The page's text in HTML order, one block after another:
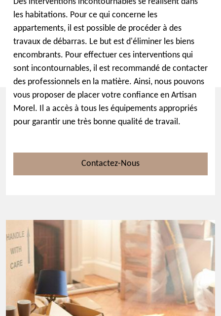
les habitations. Pour ce qui concerne les
appartements, il est possible de procéder à des
travaux de débarras. Le but est d'éliminer les biens
encombrants. Pour effectuer ces interventions qui
sont incontournables, il est recommandé de contacter
des professionnels en la matière. Ainsi, nous pouvons
vous proposer de placer votre confiance en Artisan
Morel. Il a accès à tous les équipements appropriés
pour garantir une très bonne qualité de travail.
Contactez-Nous